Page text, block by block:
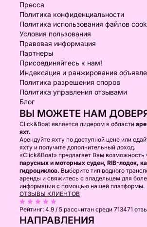
Пресса
Политика конфиденциальности
Политика использования файлов
Условия пользования
Правовая информация
Партнеры
Присоединяйтесь к нам!
Индексация и ранжирование
Политика разрешения споров
Политика управления отзывами
Блог
ВЫ МОЖЕТЕ НАМ
Click&Boat является лидером в области
яхт.
Арендуйте яхту по доступной цене или
яхту и получите дополнительный доход.
«Click&Boat» предлагает Вам возможность
парусных и моторных суден, RIB-лодок,
гидроциклов. Выберите тип водного
аренды и свяжитесь с владельцем для
информации с помощью нашей платформы.
ОТЗЫВЫ КЛИЕНТОВ
Рейтинг: 4.9 / 5 рассчитан среди 713471
НАПРАВЛЕНИЯ